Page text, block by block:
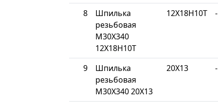
8
Шпилька
резьбовая
М30Х340
12Х18Н10Т
12Х18Н10Т -
9
Шпилька
резьбовая
М30Х340 20Х13
20Х13 -